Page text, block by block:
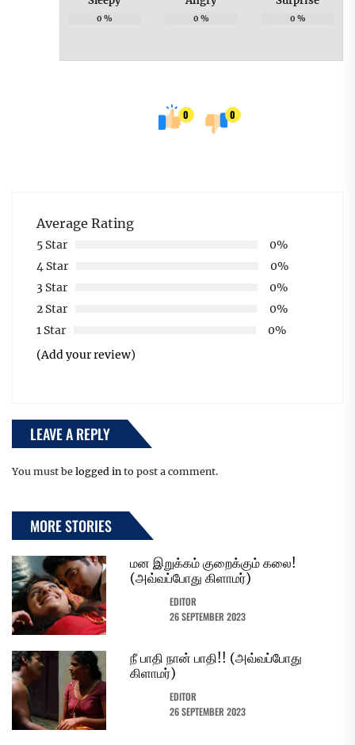
0 % 0 % 0 %
0 0
Average Rating
5 Star
0%
4 Star
0%
3 Star
0%
2 Star
0%
1 Star
0%
(Add your review)
LEAVE A REPLY
You must be logged in to post a comment.
MORE STORIES
மன இறுக்கம் குறைக்கும் கலை!
(அவ்வப்போது கிளாமர்)
EDITOR
26 SEPTEMBER 2023
நீ பாதி நான் பாதி!! (அவ்வப்போது
கிளாமர்)
EDITOR
26 SEPTEMBER 2023